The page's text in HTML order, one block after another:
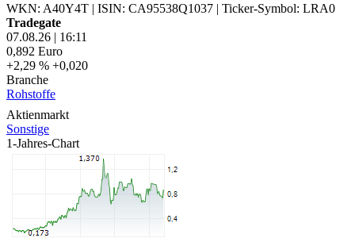
WKN: A40Y4T | ISIN: CA95538Q1037 | Ticker-Symbol: LRA0
Tradegate
07.08.26 | 16:11
0,892 Euro
+2,29 % +0,020
Branche
Rohstoffe
Aktienmarkt
Sonstige
1-Jahres-Chart